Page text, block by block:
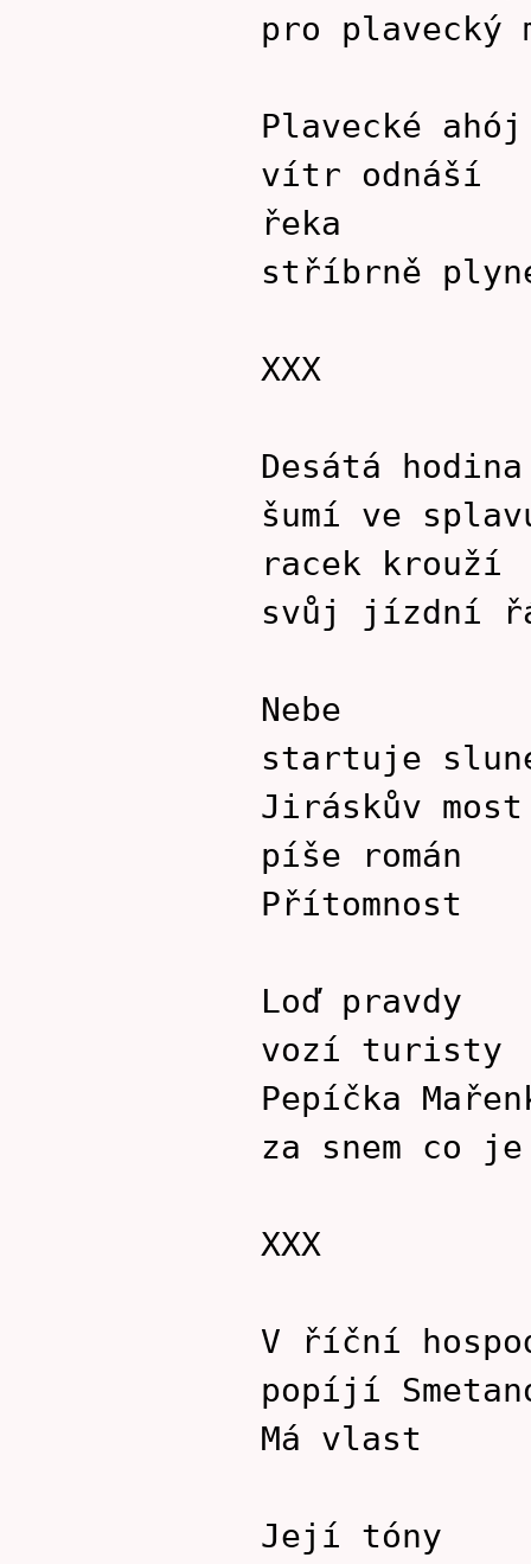
pro plavecký
Plavecké ahój
vítr odnáší
řeka
stříbrně
XXX
Desátá hodina
šumí ve
racek krouží
svůj jízdní
Nebe
startuje
Jiráskův most
píše román
Přítomnost
Loď pravdy
vozí turisty
Pepíčka
za snem co
XXX
V říční
popíjí
Má vlast
Její tóny